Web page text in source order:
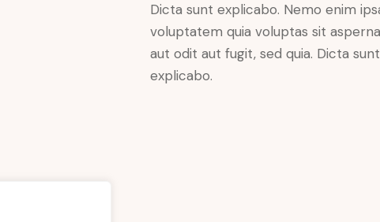
Dicta sunt explicabo. Nemo enim
voluptatem quia voluptas sit
aut odit aut fugit, sed quia. Dicta sunt
explicabo.